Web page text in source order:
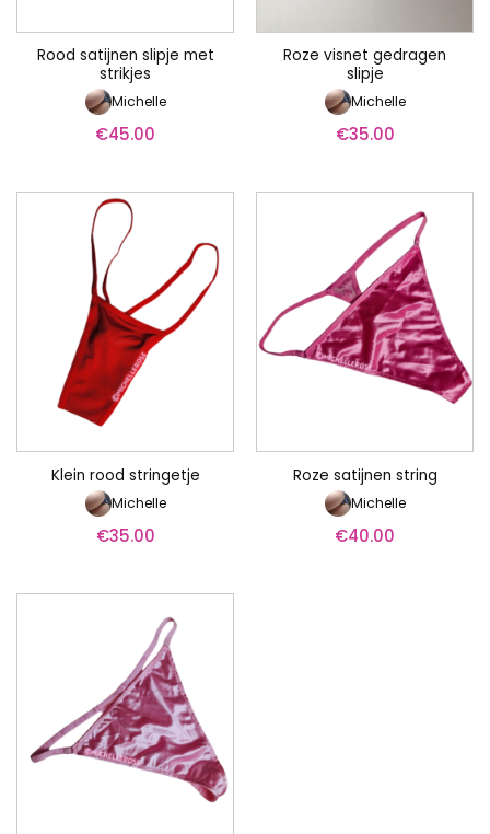
Rood satijnen slipje met
strikjes
Michelle
€45.00
Roze visnet gedragen
slipje
Michelle
€35.00
Klein rood stringetje
Michelle
€35.00
Roze satijnen string
Michelle
€40.00